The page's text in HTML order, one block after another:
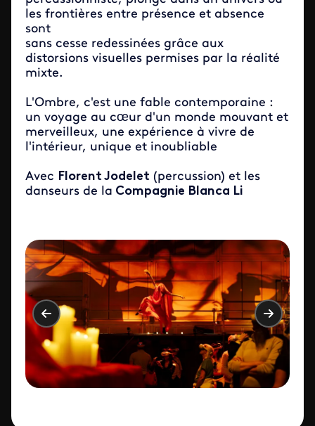
les frontières entre présence et absence
sont
sans cesse redessinées grâce aux
distorsions visuelles permises par la réalité
mixte.
L'Ombre, c'est une fable contemporaine :
un voyage au cœur d'un monde mouvant et
merveilleux, une expérience à vivre de
l'intérieur, unique et inoubliable
Avec Florent Jodelet (percussion) et les
danseurs de la Compagnie Blanca Li